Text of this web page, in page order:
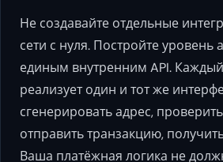
Не создавайте отдельные
сети с нуля. Постройте уровень
единым внутренним API. Каждый
реализует один и тот же
сгенерировать адрес,
отправить транзакцию,
Ваша платёжная логика не